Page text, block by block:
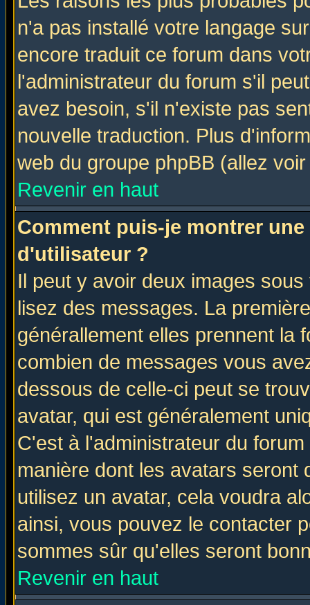
n'a pas installé votre langage
encore traduit ce forum dans
l'administrateur du forum s'il
avez besoin, s'il n'existe pas
nouvelle traduction. Plus
web du groupe phpBB (allez
Revenir en haut
Comment puis-je montrer
d'utilisateur ?
Il peut y avoir deux images
lisez des messages. La
générallement elles prennent la
combien de messages vous
dessous de celle-ci peut se
avatar, qui est généralement
C'est à l'administrateur du
manière dont les avatars seront
utilisez un avatar, cela voudra
ainsi, vous pouvez le contacter
sommes sûr qu'elles seront
Revenir en haut